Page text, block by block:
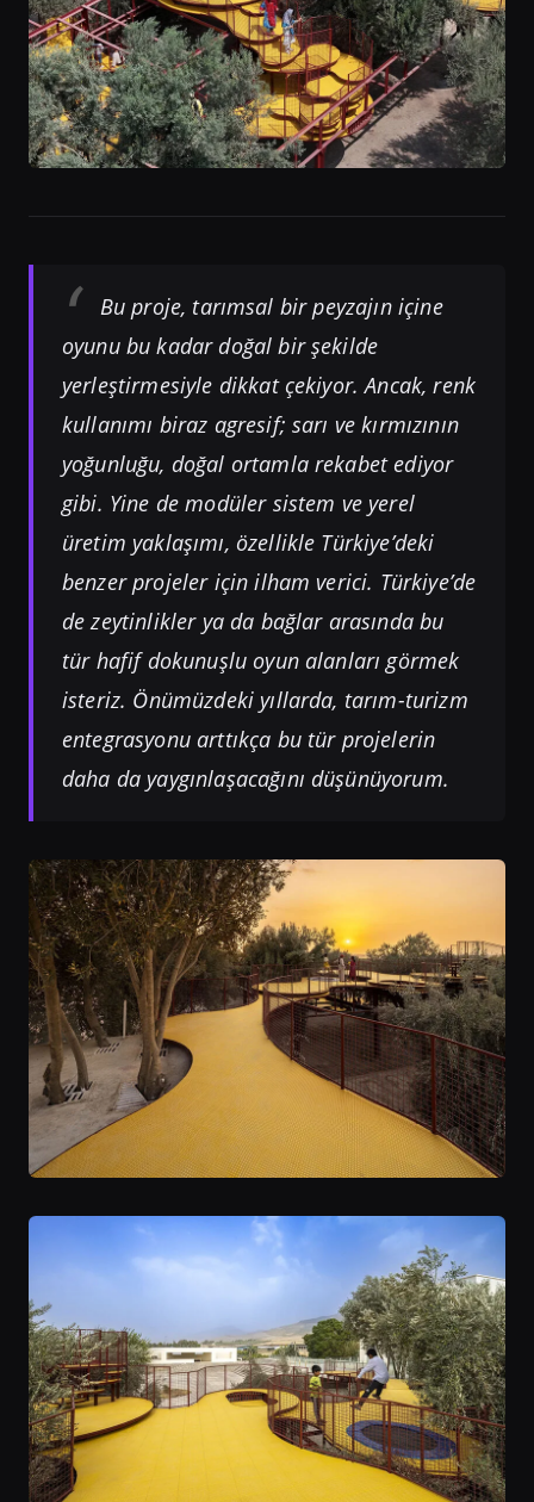
Bu proje, tarımsal bir peyzajın içine
oyunu bu kadar doğal bir şekilde
yerleştirmesiyle dikkat çekiyor. Ancak, renk
kullanımı biraz agresif; sarı ve kırmızının
yoğunluğu, doğal ortamla rekabet ediyor
gibi. Yine de modüler sistem ve yerel
üretim yaklaşımı, özellikle Türkiye’deki
benzer projeler için ilham verici. Türkiye’de
de zeytinlikler ya da bağlar arasında bu
tür hafif dokunuşlu oyun alanları görmek
isteriz. Önümüzdeki yıllarda, tarım-turizm
entegrasyonu arttıkça bu tür projelerin
daha da yaygınlaşacağını düşünüyorum.